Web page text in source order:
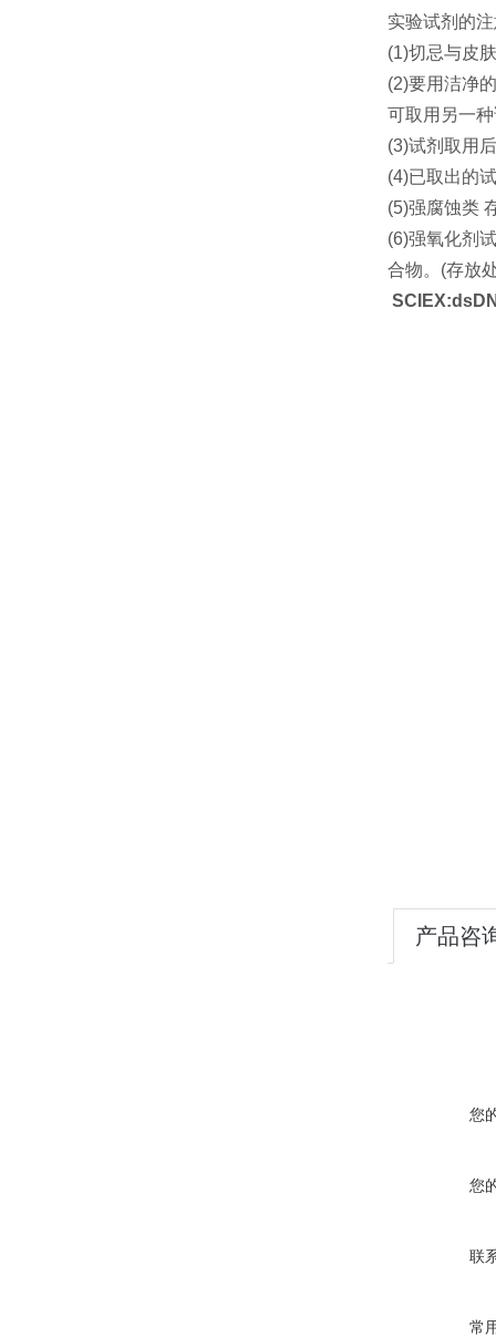
实验试剂的
(1)切忌与皮
(2)要用洁净
可取用另一
(3)试剂取用
(4)已取出的
(5)强腐蚀类
(6)强氧化剂
合物。(存放
产品咨
您
您
联
常